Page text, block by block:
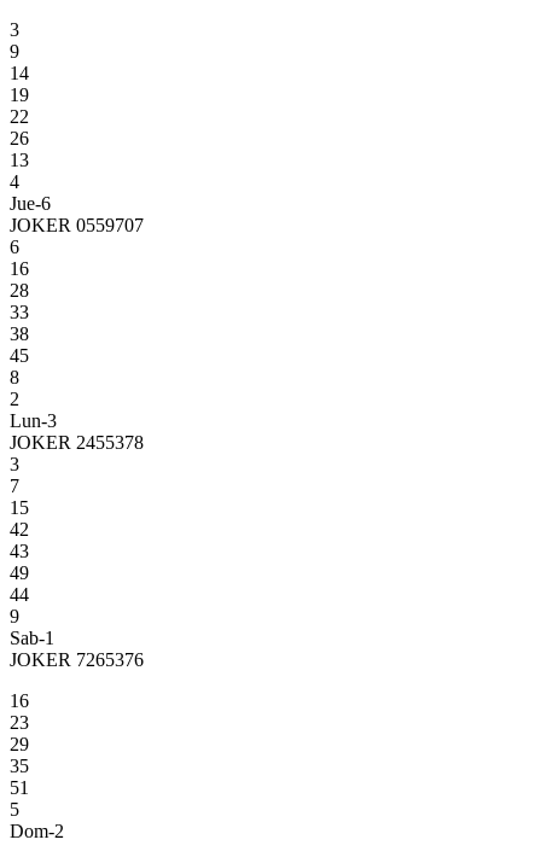
3
9
14
19
22
26
13
4
Jue-6
JOKER 0559707
6
16
28
33
38
45
8
2
Lun-3
JOKER 2455378
3
7
15
42
43
49
44
9
Sab-1
JOKER 7265376
16
23
29
35
51
5
Dom-2